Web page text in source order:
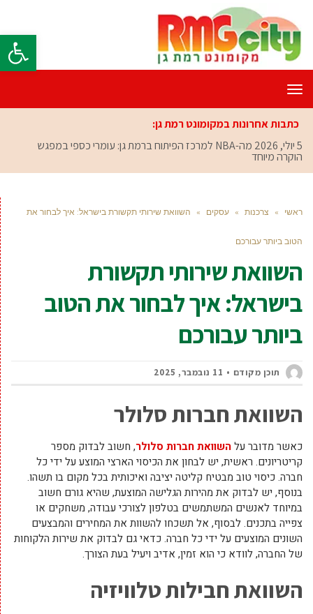
פתח
תפריט
כתבות אחרונות במקומונט רמת גן:
5 יולי, 2026
מה-NBA למרכז הפיתוח ברמת גן: עומרי כספי במפגש
הוקרה מיוחד
ראשי » צרכנות » עסקים » השוואת שירותי תקשורת בישראל: איך לבחור את
הטוב ביותר עבורכם
השוואת שירותי תקשורת
בישראל: איך לבחור את הטוב
ביותר עבורכם
תוכן מקודם 11 נובמבר, 2025
השוואת חברות סלולר
כאשר מדובר עלהשוואת חברות סלולר, חשוב לבדוק מספר
קריטריונים. ראשית, יש לבחון את הכיסוי הארצי המוצע על ידי כל
חברה. כיסוי טוב מבטיח קליטה יציבה ואיכותית בכל מקום בו תשהו.
בנוסף, יש לבדוק את מהירות הגלישה המוצעת, שהיא גורם חשוב
במיוחד לאנשים המשתמשים בטלפון לצורכי עבודה, משחקים או
צפייה בתכנים. לבסוף, אל תשכחו להשוות את המחירים והמבצעים
השונים המוצעים על ידי כל חברה. כדאי גם לבדוק את שירות הלקוחות
של החברה, לוודא כי הוא זמין, אדיב ויעיל בעת הצורך.
השוואת חבילות טלוויזיה